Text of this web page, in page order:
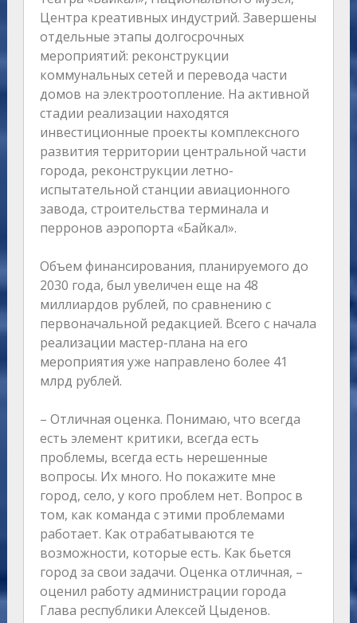
Центра креативных индустрий. Завершены
отдельные этапы долгосрочных
мероприятий: реконструкции
коммунальных сетей и перевода части
домов на электроотопление. На активной
стадии реализации находятся
инвестиционные проекты комплексного
развития территории центральной части
города, реконструкции летно-
испытательной станции авиационного
завода, строительства терминала и
перронов аэропорта «Байкал».
Объем финансирования, планируемого до
2030 года, был увеличен еще на 48
миллиардов рублей, по сравнению с
первоначальной редакцией. Всего с начала
реализации мастер-плана на его
мероприятия уже направлено более 41
млрд рублей.
– Отличная оценка. Понимаю, что всегда
есть элемент критики, всегда есть
проблемы, всегда есть нерешенные
вопросы. Их много. Но покажите мне
город, село, у кого проблем нет. Вопрос в
том, как команда с этими проблемами
работает. Как отрабатываются те
возможности, которые есть. Как бьется
город за свои задачи. Оценка отличная, –
оценил работу администрации города
Глава республики Алексей Цыденов.